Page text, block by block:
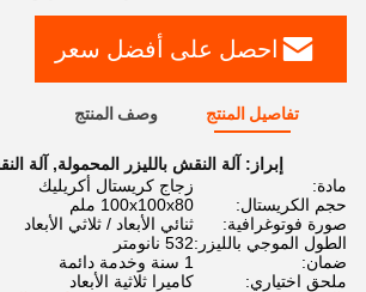
احصل على أفضل سعر
تفاصيل المنتج وصف المنتج
إبراز: آلة النقش بالليزر المحمولة, آلة
مادة:
زجاج كريستال أكريليك
حجم الكريستال:
100x100x80 ملم
صورة فوتوغرافية:
ثنائي الأبعاد / ثلاثي الأبعاد
الطول الموجي بالليزر:532 نانومتر
ضمان:
1 سنة وخدمة دائمة
ملحق اختياري:
كاميرا ثلاثية الأبعاد